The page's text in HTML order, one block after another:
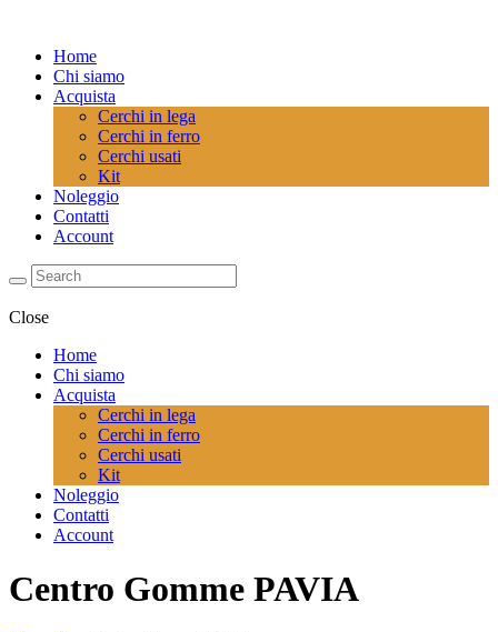
Home
Chi siamo
Acquista
Cerchi in lega
Cerchi in ferro
Cerchi usati
Kit
Noleggio
Contatti
Account
Close
Home
Chi siamo
Acquista
Cerchi in lega
Cerchi in ferro
Cerchi usati
Kit
Noleggio
Contatti
Account
Centro Gomme PAVIA